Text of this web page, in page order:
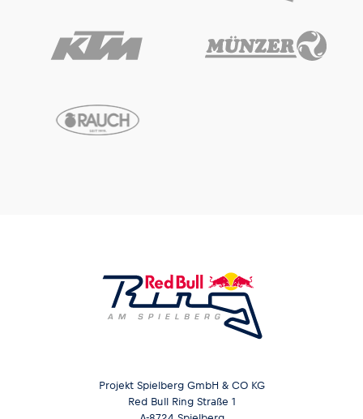
Projekt Spielberg GmbH & CO KG
Red Bull Ring Straße 1